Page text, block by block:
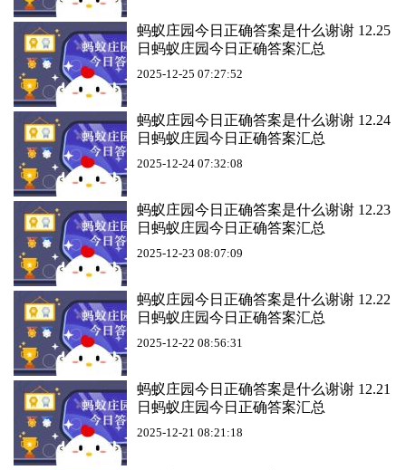
蚂蚁庄园今日正确答案是什么谢谢 12.25
日蚂蚁庄园今日正确答案汇总
2025-12-25 07:27:52
蚂蚁庄园今日正确答案是什么谢谢 12.24
日蚂蚁庄园今日正确答案汇总
2025-12-24 07:32:08
蚂蚁庄园今日正确答案是什么谢谢 12.23
日蚂蚁庄园今日正确答案汇总
2025-12-23 08:07:09
蚂蚁庄园今日正确答案是什么谢谢 12.22
日蚂蚁庄园今日正确答案汇总
2025-12-22 08:56:31
蚂蚁庄园今日正确答案是什么谢谢 12.21
日蚂蚁庄园今日正确答案汇总
2025-12-21 08:21:18